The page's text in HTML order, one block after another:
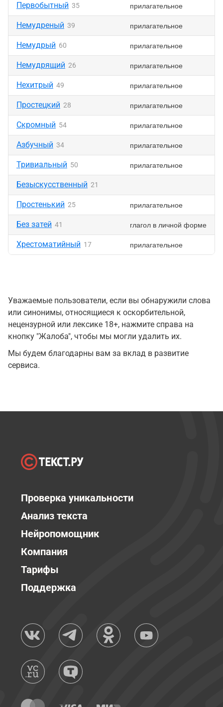
Первобытный 35 прилагательное
Немудреный 39 прилагательное
Немудрый 60 прилагательное
Немудрящий 26 прилагательное
Нехитрый 49 прилагательное
Простецкий 28 прилагательное
Скромный 54 прилагательное
Азбучный 34 прилагательное
Тривиальный 50 прилагательное
Безыскусственный 21
Простенький 25 прилагательное
Без затей 41 глагол в личной форме
Хрестоматийный 17 прилагательное
Уважаемые пользователи, если вы обнаружили слова
или синонимы, относящиеся к оскорбительной,
нецензурной или лексике 18+, нажмите справа на
кнопку "Жалоба", чтобы мы могли удалить их.
Мы будем благодарны вам за вклад в развитие
сервиса.
Проверка уникальности
Анализ текста
Нейропомощник
Компания
Тарифы
Поддержка